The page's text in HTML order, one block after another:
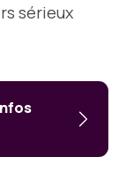
sérieux